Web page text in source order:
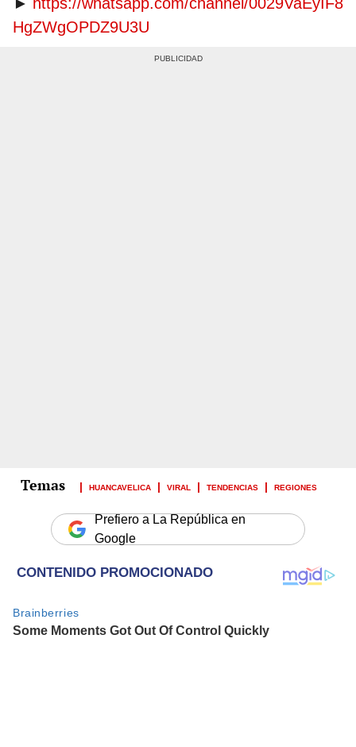
HgZWgOPDZ9U3U
HUANCAVELICA VIRAL TENDENCIAS REGIONES
Prefiero a La República en
Google